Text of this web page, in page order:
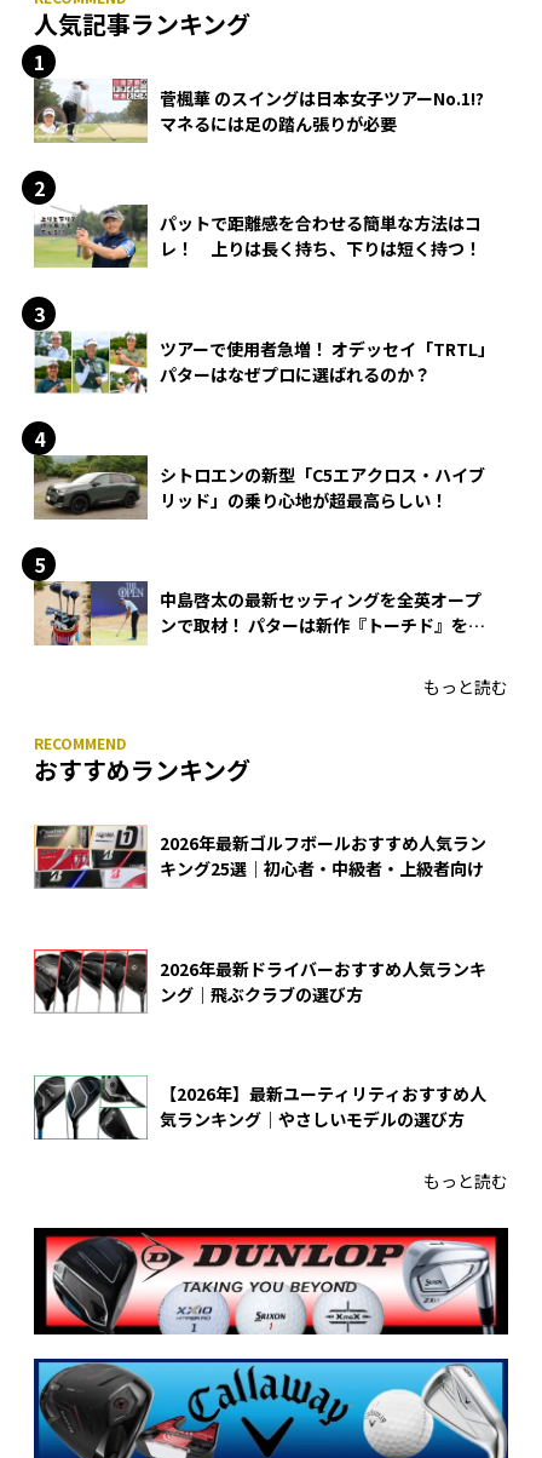
人気記事ランキング
菅楓華 のスイングは日本女子ツアーNo.1!?
マネるには足の踏ん張りが必要
パットで距離感を合わせる簡単な方法はコ
レ！ 上りは長く持ち、下りは短く持つ！
ツアーで使用者急増！ オデッセイ「TRTL」
パターはなぜプロに選ばれるのか？
シトロエンの新型「C5エアクロス・ハイブ
リッド」の乗り心地が超最高らしい！
中島啓太の最新セッティングを全英オープ
ンで取材！ パターは新作『トーチド』を投
もっと読む
おすすめランキング
2026年最新ゴルフボールおすすめ人気ラン
キング25選｜初心者・中級者・上級者向け
2026年最新ドライバーおすすめ人気ランキ
ング｜飛ぶクラブの選び方
【2026年】最新ユーティリティおすすめ人
気ランキング｜やさしいモデルの選び方
もっと読む